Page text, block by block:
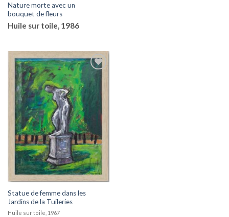
Nature morte avec un
bouquet de fleurs
Huile sur toile, 1986
Add to
wishlist
Statue de femme dans les
Jardins de la Tuileries
Huile sur toile, 1967